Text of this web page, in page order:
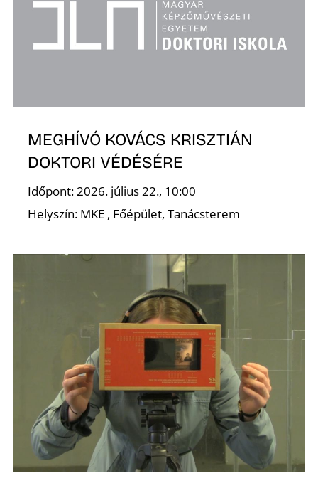
MEGHÍVÓ KOVÁCS KRISZTIÁN
DOKTORI VÉDÉSÉRE
Időpont: 2026. július 22., 10:00
Helyszín: MKE , Főépület, Tanácsterem